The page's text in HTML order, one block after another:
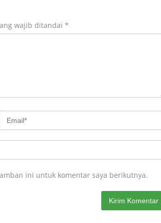
wajib ditandai *
ini untuk komentar saya berikutnya.